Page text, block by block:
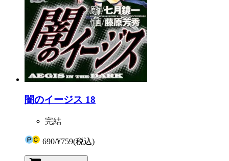
闇のイージス 18
完結
690/¥759(税込)